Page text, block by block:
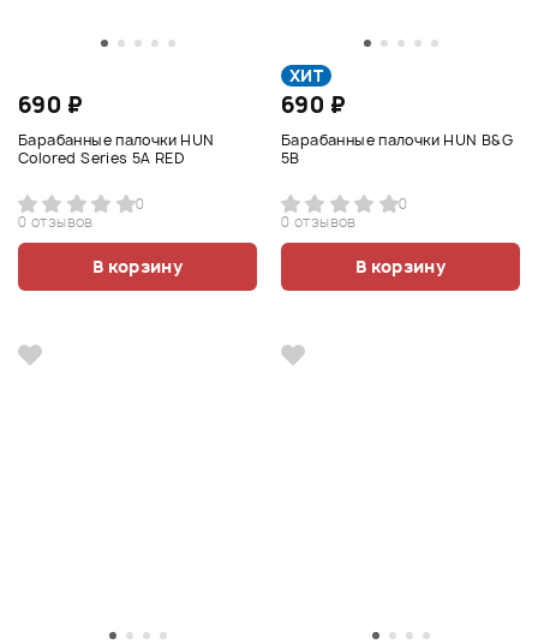
690 ₽
Барабанные палочки HUN
Colored Series 5A RED
0
0 отзывов
В корзину
ХИТ
690 ₽
Барабанные палочки HUN B&G
5B
0
0 отзывов
В корзину